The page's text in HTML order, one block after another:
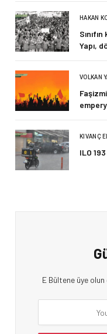
HAKAN
Yapı,
VOLKAN
KIVANÇ
ILO
E Bültene üye